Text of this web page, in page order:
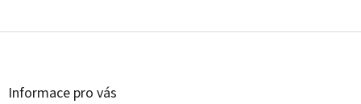
Z
Informace pro vás